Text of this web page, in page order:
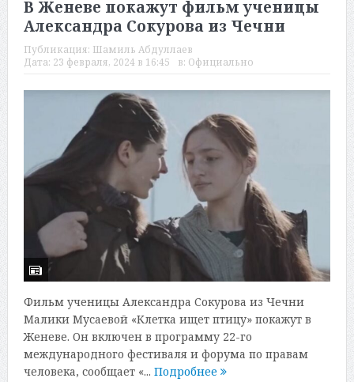
В Женеве покажут фильм ученицы
Александра Сокурова из Чечни
Публикация: Шамиль Абдуллаев
Дата: 23 февраля, 2024 в 16:45 в: Официально
Фильм ученицы Александра Сокурова из Чечни
Малики Мусаевой «Клетка ищет птицу» покажут в
Женеве. Он включен в программу 22-го
международного фестиваля и форума по правам
человека, сообщает «... Подробнее